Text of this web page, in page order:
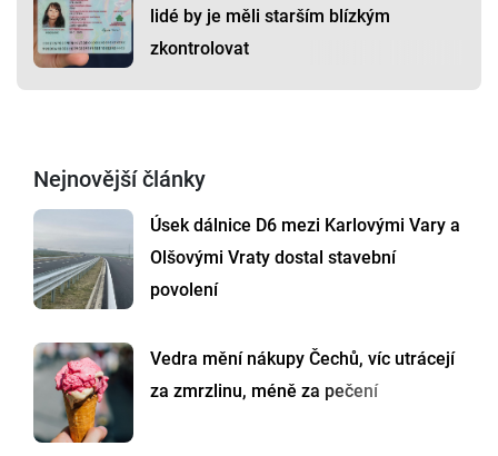
lidé by je měli starším blízkým
zkontrolovat
Nejnovější články
Úsek dálnice D6 mezi Karlovými Vary a
Olšovými Vraty dostal stavební
povolení
Vedra mění nákupy Čechů, víc utrácejí
za zmrzlinu, méně za pečení